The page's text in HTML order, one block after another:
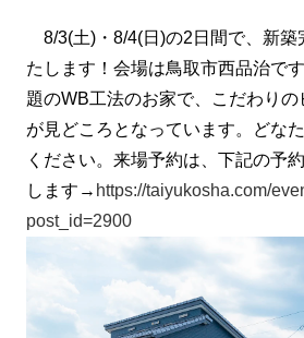
8/3(土)・8/4(日)の2日間で、新築
たします！会場は鳥取市西品治で
題のWB工法のお家で、こだわり
が見どころとなっています。どな
ください。来場予約は、下記の予
します→ https://taiyukosha.com/
post_id=2900